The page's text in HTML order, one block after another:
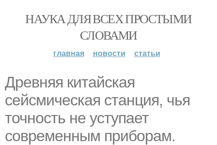
НАУКА ДЛЯ ВСЕХ ПРОСТЫМИ
СЛОВАМИ
главная новости статьи
Древняя китайская
сейсмическая станция, чья
точность не уступает
современным приборам.